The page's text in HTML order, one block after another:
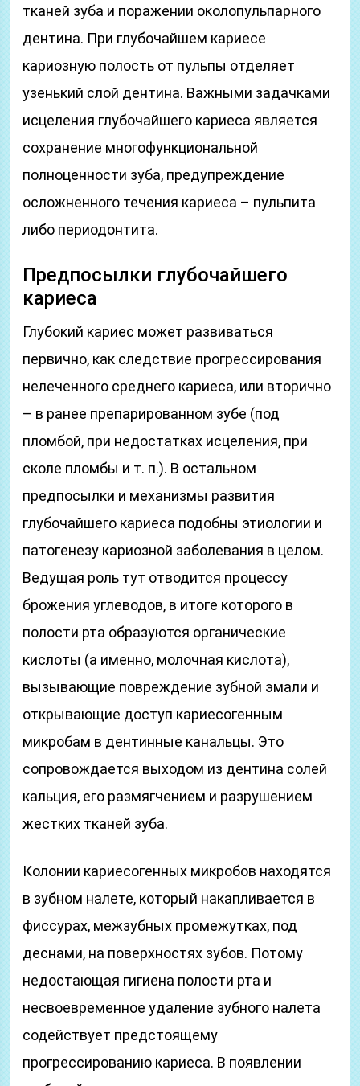
тканей зуба и поражении околопульпарного
дентина. При глубочайшем кариесе
кариозную полость от пульпы отделяет
узенький слой дентина. Важными задачками
исцеления глубочайшего кариеса является
сохранение многофункциональной
полноценности зуба, предупреждение
осложненного течения кариеса – пульпита
либо периодонтита.
Предпосылки глубочайшего
кариеса
Глубокий кариес может развиваться
первично, как следствие прогрессирования
нелеченного среднего кариеса, или вторично
– в ранее препарированном зубе (под
пломбой, при недостатках исцеления, при
сколе пломбы и т. п.). В остальном
предпосылки и механизмы развития
глубочайшего кариеса подобны этиологии и
патогенезу кариозной заболевания в целом.
Ведущая роль тут отводится процессу
брожения углеводов, в итоге которого в
полости рта образуются органические
кислоты (а именно, молочная кислота),
вызывающие повреждение зубной эмали и
открывающие доступ кариесогенным
микробам в дентинные канальцы. Это
сопровождается выходом из дентина солей
кальция, его размягчением и разрушением
жестких тканей зуба.
Колонии кариесогенных микробов находятся
в зубном налете, который накапливается в
фиссурах, межзубных промежутках, под
деснами, на поверхностях зубов. Потому
недостающая гигиена полости рта и
несвоевременное удаление зубного налета
содействует предстоящему
прогрессированию кариеса. В появлении